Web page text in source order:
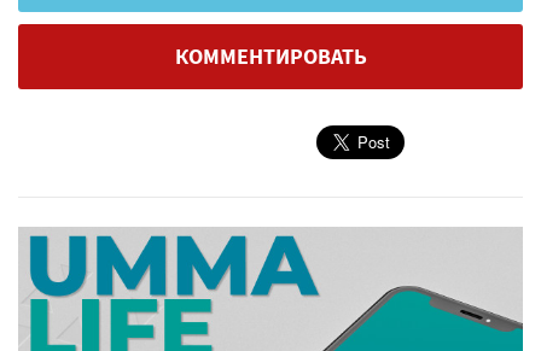
КОММЕНТИРОВАТЬ